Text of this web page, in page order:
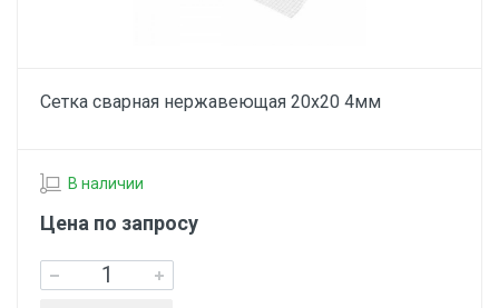
Сетка сварная нержавеющая 20х20 4мм
В наличии
Цена по запросу